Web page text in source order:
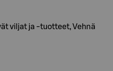
viljat ja -tuotteet, Vehnä